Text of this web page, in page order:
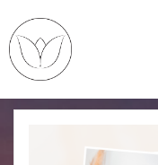
content